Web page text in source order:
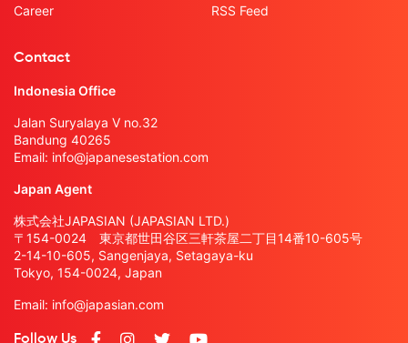
Career
RSS Feed
Contact
Indonesia Office
Jalan Suryalaya V no.32
Bandung 40265
Email: info@japanesestation.com
Japan Agent
株式会社JAPASIAN (JAPASIAN LTD.)
〒154-0024 東京都世田谷区三軒茶屋二丁目14番10-605号
2-14-10-605, Sangenjaya, Setagaya-ku
Tokyo, 154-0024, Japan
Email: info@japasian.com
Follow Us